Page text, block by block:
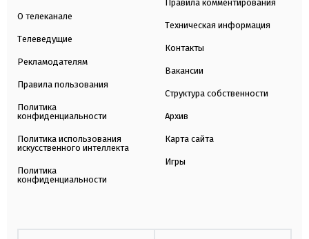
О телеканале
Телеведущие
Рекламодателям
Правила пользования
Политика
конфиденциальности
Политика использования
искусственного интеллекта
Политика
конфиденциальности
Правила комментирования
Техническая информация
Контакты
Вакансии
Структура собственности
Архив
Карта сайта
Игры